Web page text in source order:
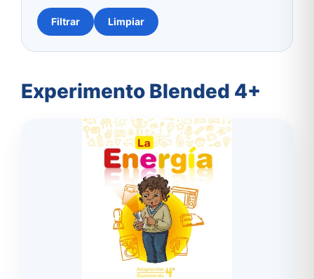
Filtrar Limpiar
Experimento Blended 4+